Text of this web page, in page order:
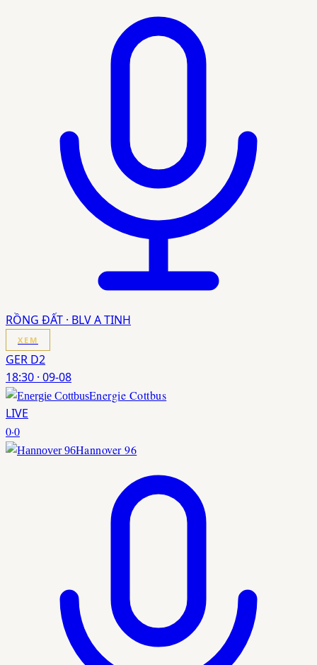
RỒNG ĐẤT · BLV A TINH
XEM
GER D2
18:30 · 09-08
Energie Cottbus
LIVE
0·0
Hannover 96